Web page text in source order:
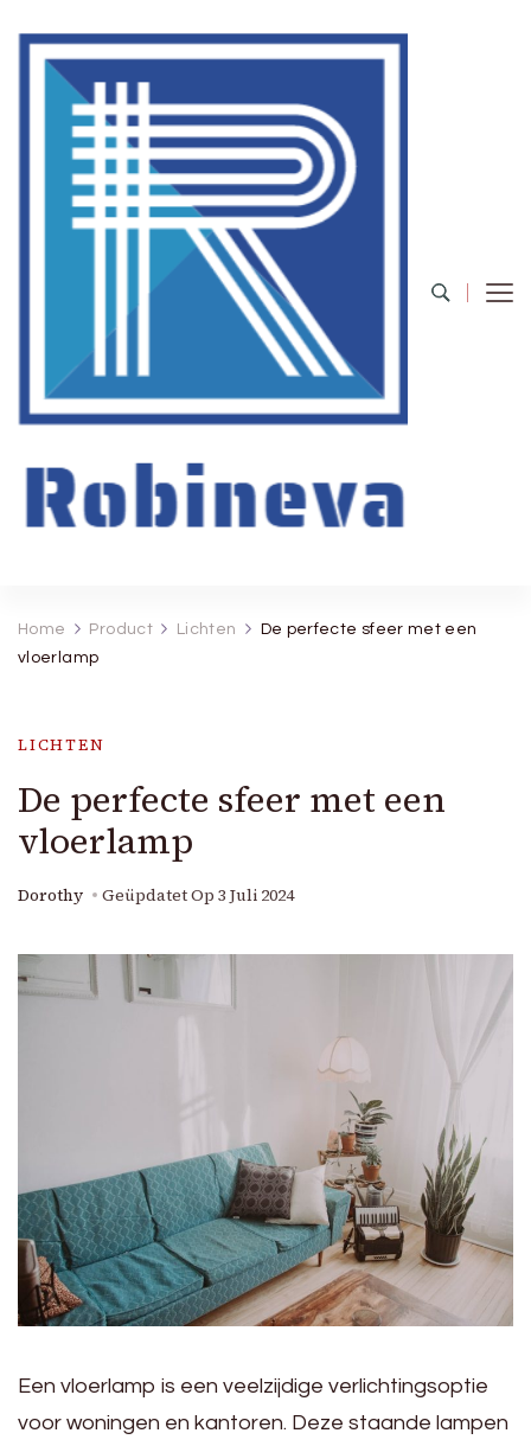
Home Product Lichten
De perfecte sfeer met een
vloerlamp
LICHTEN
De perfecte sfeer met een
vloerlamp
Dorothy Geüpdatet Op 3 Juli 2024
Een vloerlamp is een veelzijdige verlichtingsoptie
voor woningen en kantoren. Deze staande lampen